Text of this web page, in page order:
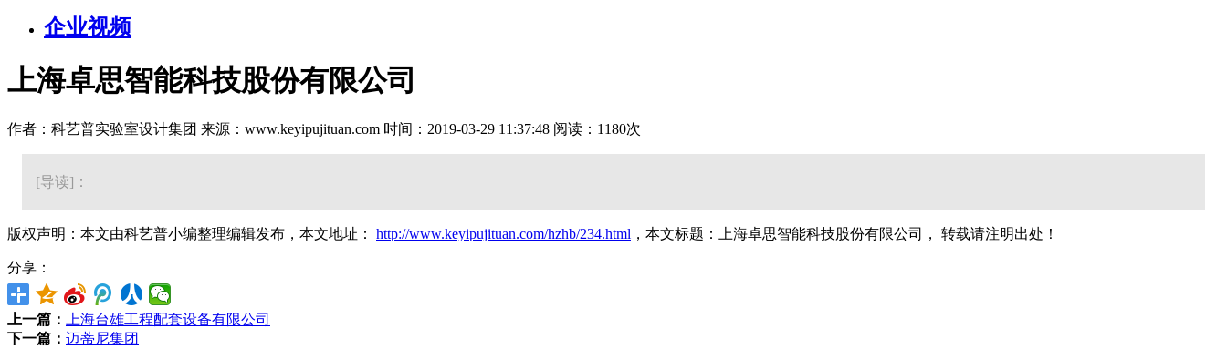
企业视频
上海卓思智能科技股份有限公司
作者：科艺普实验室设计集团 来源：www.keyipujituan.com 时间：2019-03-29 11:37:48 阅读：1180次
[导读]：
版权声明：本文由科艺普小编整理编辑发布，本文地址： http://www.keyipujituan.com/hzhb/234.html ，本文标题：上海卓思智能科技股份有限公司， 转载请注明出处！
分享：
上一篇： 上海台雄工程配套设备有限公司
下一篇： 迈蒂尼集团